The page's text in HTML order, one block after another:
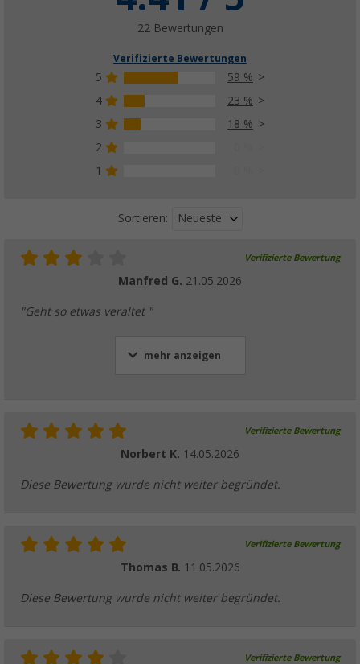
22 Bewertungen
Verifizierte Bewertungen
5
59 %
4
23 %
3
18 %
2
1
Sortieren: Neueste
Verifizierte Bewertung
Manfred G. 21.05.2026
"Geht so etwas veraltet "
mehr anzeigen
Verifizierte Bewertung
Norbert K. 14.05.2026
Diese Bewertung wurde nicht weiter begründet.
Verifizierte Bewertung
Thomas B. 11.05.2026
Diese Bewertung wurde nicht weiter begründet.
Verifizierte Bewertung